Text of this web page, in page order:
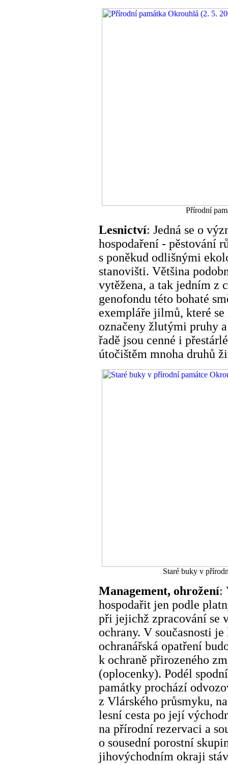
Přírodní
Lesnictví: Jedná se o
hospodaření - pěstování
s poněkud odlišnými
stanovišti. Většina
vytěžena, a tak jedním z
genofondu této bohaté
exempláře jilmů, které
označeny žlutými pruhy
řadě jsou cenné i
útočištěm mnoha druhů
Staré buky v
Management, ohrožení:
hospodařit jen podle
při jejichž zpracování se
ochrany. V současnosti
ochranářská opatření
k ochraně přirozeného
(oplocenky). Podél
památky prochází
z Vlárského průsmyku,
lesní cesta po její
na přírodní rezervaci a
o sousední porostní
jihovýchodním okraji